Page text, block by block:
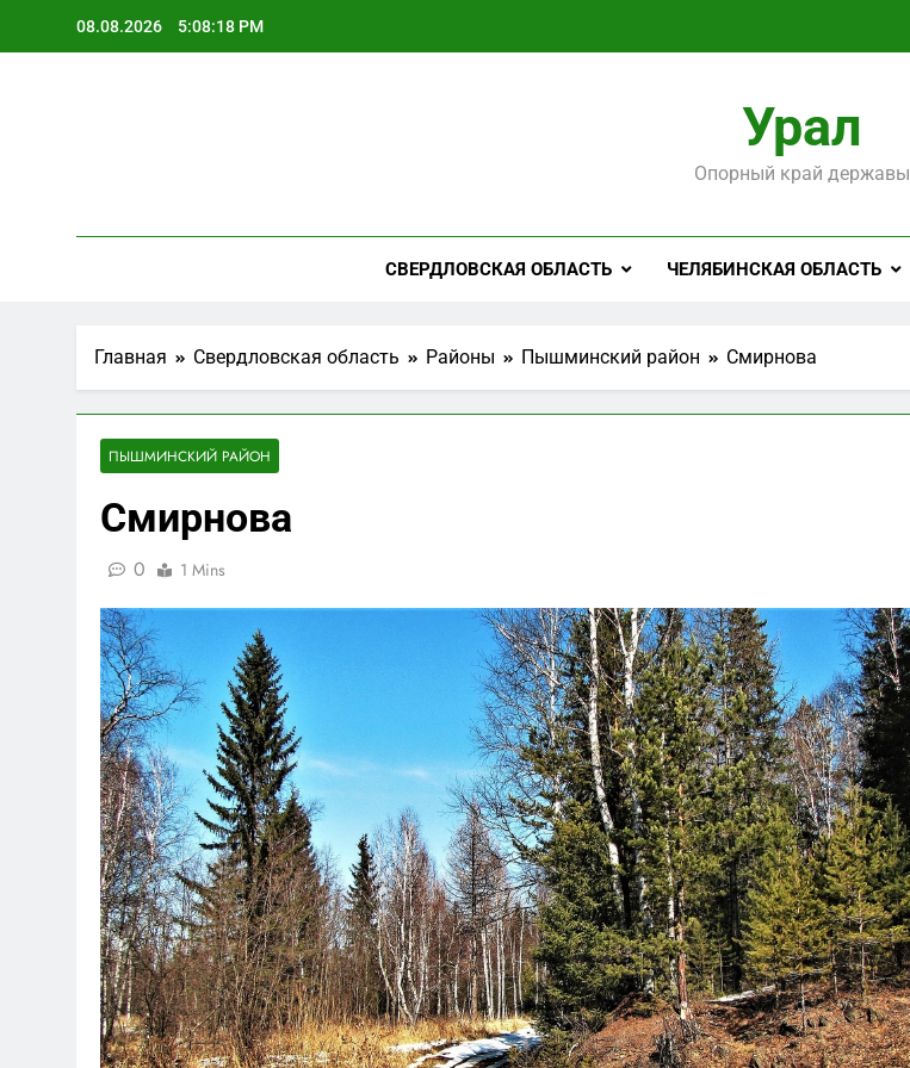
08.08.2026 5:08:19 PM
Урал
Опорный край державы
СВЕРДЛОВСКАЯ ОБЛАСТЬ ЧЕЛЯБИНСКАЯ ОБЛАСТЬ
Главная Свердловская область Районы Пышминский район Смирнова
ПЫШМИНСКИЙ РАЙОН
Смирнова
0 1 Mins